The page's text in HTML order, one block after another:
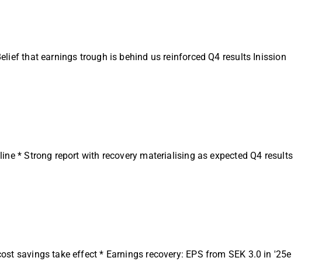
that earnings trough is behind us reinforced Q4 results Inission
* Strong report with recovery materialising as expected Q4 results
savings take effect * Earnings recovery: EPS from SEK 3.0 in '25e